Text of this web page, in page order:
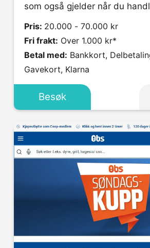
som også gjelder når du
Pris: 20.000 - 70.000 kr
Fri frakt: Over 1.000 kr*
Betal med:
Gavekort, Klarna
Besøk